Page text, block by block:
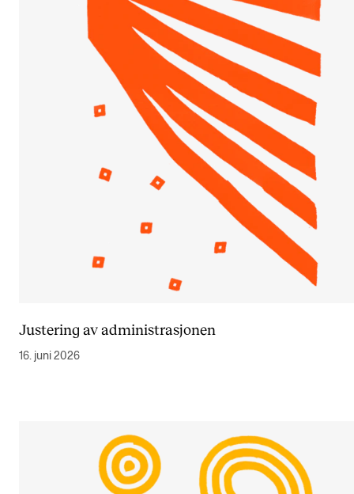
Justering av administrasjonen
16. juni 2026